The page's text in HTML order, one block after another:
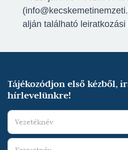
alján található leiratkozási
Tájékozódjon első kézből,
hírlevelünkre!